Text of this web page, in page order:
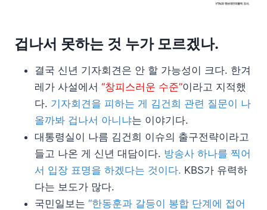
겁나서 못하는 것 누가 모르겠나.
결국 신년 기자회견은 안 할 가능성이 크다. 한겨
레가 사설에서 “창피스러운 수준”이라고 지적했
다. 기자회견을 피하는 게 김건희 관련 질문이 나
올까봐 겁나서 아니냐는 이야기다.
대통령실이 나름 김건희 이슈의 출구전략이라고
들고 나온 게 신년 대담이다. 방송사 하나를 찍어
서 입장 표명을 하겠다는 것이다. KBS가 유력하
다는 보도가 많다.
국민일보는 “한동훈과 갈등이 봉합 단계에 접어